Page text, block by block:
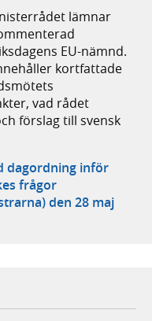
lämnar
EU-nämnd.
kortfattade
vad rådet
förslag till svensk
dagordning inför
frågor
den 28 maj